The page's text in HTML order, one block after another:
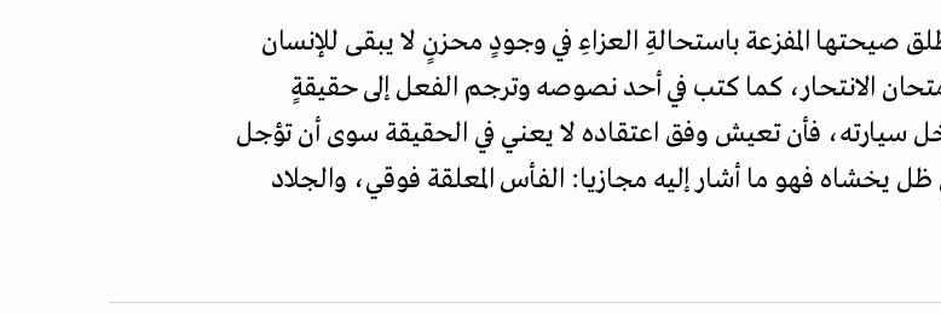
صيحتها المفزعة باستحالةِ العزاءِ في وجودٍ محزنٍ لا يبقى للإنسان
الانتحار، كما كتب في أحد نصوصه وترجم الفعل إلى حقيقةٍ
سيارته، فأن تعيش وفق اعتقاده لا يعني في الحقيقة سوى أن تؤجل
ظل يخشاه فهو ما أشار إليه مجازيا: الفأس المعلقة فوقي، والجلاد